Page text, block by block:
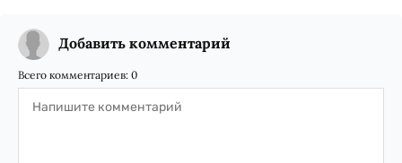
Добавить комментарий
Всего комментариев: 0